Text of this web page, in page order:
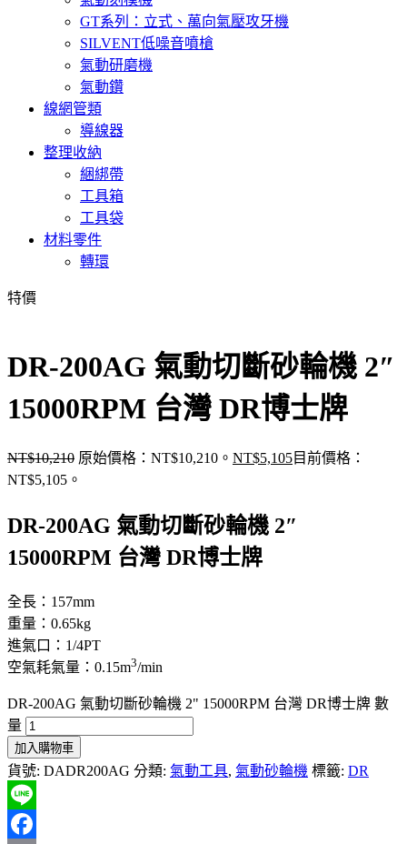
GT系列：立式、萬向氣壓攻牙機
SILVENT低噪音噴槍
氣動研磨機
氣動鑽
線網管類
導線器
整理收納
綑綁帶
工具箱
工具袋
材料零件
轉環
特價
DR-200AG 氣動切斷砂輪機 2″
15000RPM 台灣 DR博士牌
NT$10,210 原始價格：NT$10,210。 NT$5,105目前價格：
NT$5,105。
DR-200AG 氣動切斷砂輪機 2″
15000RPM 台灣 DR博士牌
全長：157mm
重量：0.65kg
進氣口：1/4PT
空氣耗氣量：0.15m3/min
DR-200AG 氣動切斷砂輪機 2" 15000RPM 台灣 DR博士牌 數
量
加入購物車
貨號: DADR200AG 分類: 氣動工具, 氣動砂輪機 標籤: DR
Line